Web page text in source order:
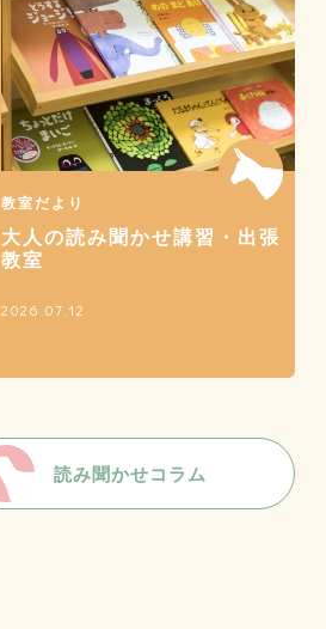
教室だより
大人の読み聞かせ講習・出張
教室
2026.07.12
読み聞かせコラム